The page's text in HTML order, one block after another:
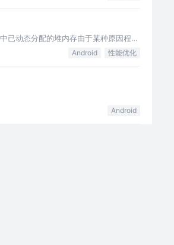
动态分配的堆内存由于某种原因程序
Android 性能优化
Android